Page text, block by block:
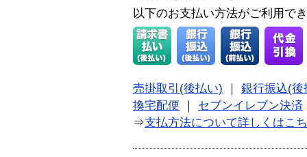
以下のお支払い方法がご利用で
売掛取引(後払い)
銀行振込(後
換宅配便
セブンイレブン決済
⇒支払方法について詳しくはこ